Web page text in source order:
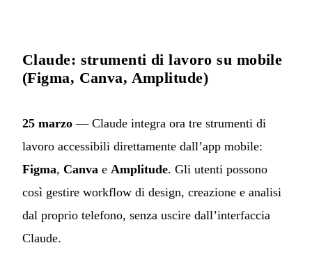
Claude: strumenti di lavoro su mobile
(Figma, Canva, Amplitude)
25 marzo — Claude integra ora tre strumenti di
lavoro accessibili direttamente dall’app mobile:
Figma, Canva e Amplitude. Gli utenti possono
così gestire workflow di design, creazione e analisi
dal proprio telefono, senza uscire dall’interfaccia
Claude.